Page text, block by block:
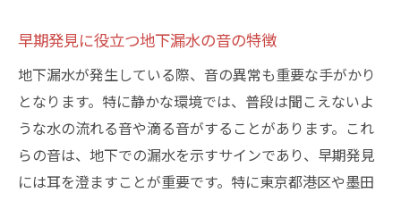
地下漏水被害が建物に与える長期的影響
事例から学ぶ早期発見の重要性
具体的な修理事例に見る効果的な対策
地下漏水事例の共有による地域全体の防災
意識向上
漏水による被害を最小限に！港区・墨田区での
早期発見に役立つ地下漏水の音の特徴
地下漏水が発生している際、音の異常も重要な手がかり
となります。特に静かな環境では、普段は聞こえないよ
うな水の流れる音や滴る音がすることがあります。これ
らの音は、地下での漏水を示すサインであり、早期発見
には耳を澄ますことが重要です。特に東京都港区や墨田